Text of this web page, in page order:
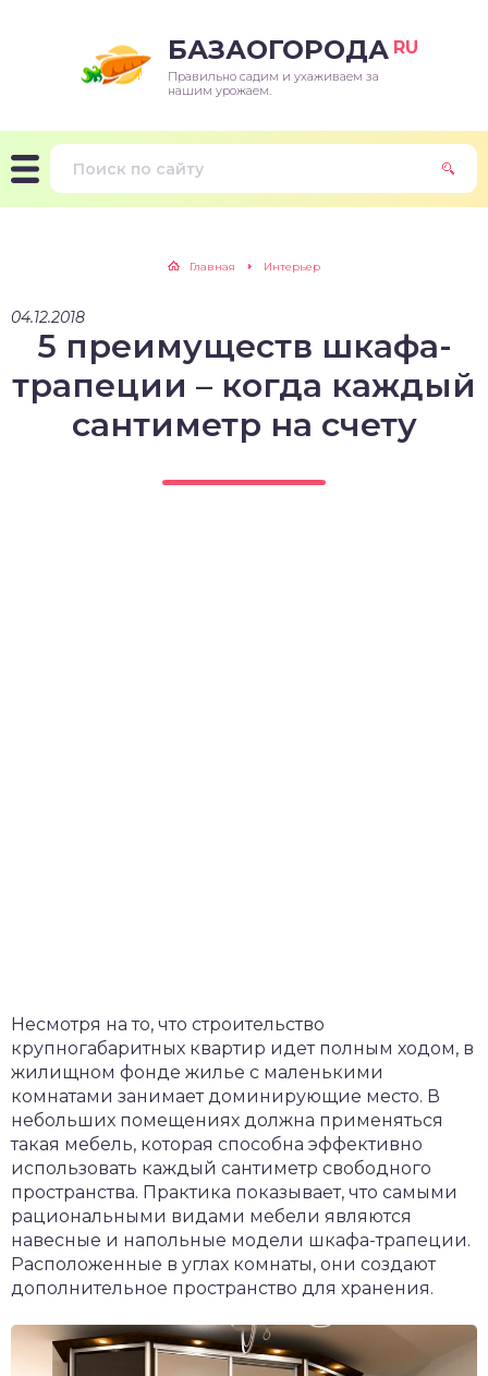
БАЗАОГОРОДА RU
Правильно садим и ухаживаем за
нашим урожаем.
Главная Интерьер
04.12.2018
5 преимуществ шкафа-
трапеции – когда каждый
сантиметр на счету
Несмотря на то, что строительство
крупногабаритных квартир идет полным ходом, в
жилищном фонде жилье с маленькими
комнатами занимает доминирующие место. В
небольших помещениях должна применяться
такая мебель, которая способна эффективно
использовать каждый сантиметр свободного
пространства. Практика показывает, что самыми
рациональными видами мебели являются
навесные и напольные модели шкафа-трапеции.
Расположенные в углах комнаты, они создают
дополнительное пространство для хранения.